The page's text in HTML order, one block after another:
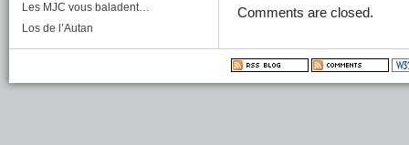
Comments are closed.
Les MJC vous baladent…
Los de l’Autan